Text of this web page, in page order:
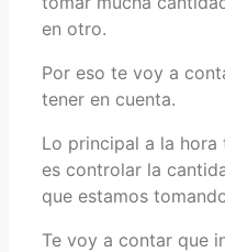
en otro.
Por eso te voy a
tener en cuenta.
Lo principal a la
es controlar la
que estamos
Te voy a contar que